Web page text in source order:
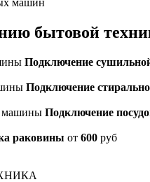
бытовой
Подключение
Подключение
Подключение
раковины от 600 руб